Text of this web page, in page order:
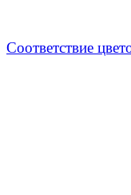
Cоответствие